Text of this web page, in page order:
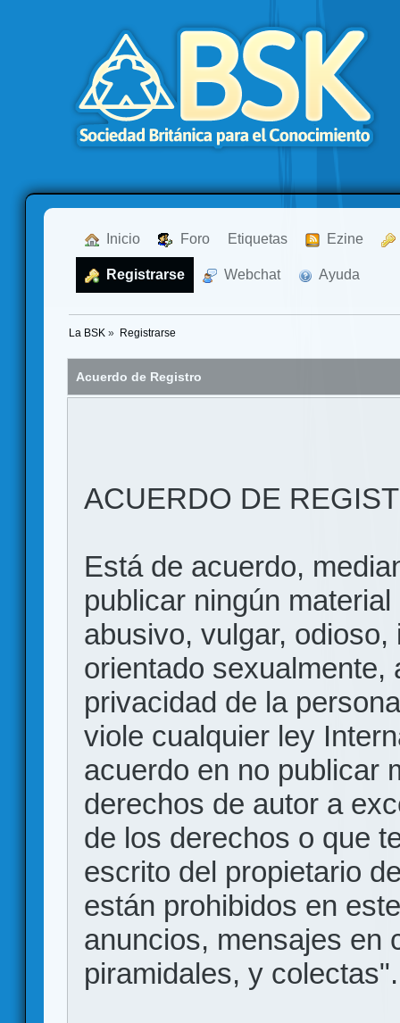
Inicio Foro Etiquetas Ezine
Registrarse Webchat Ayuda
La BSK » Registrarse
Acuerdo de Registro
ACUERDO DE
Está de acuerdo,
publicar ningún
abusivo, vulgar,
orientado sexualmente,
privacidad de la
viole cualquier ley
acuerdo en no publicar
derechos de autor a
de los derechos o que
escrito del propietario
están prohibidos en
anuncios, mensajes en
piramidales, y colectas".